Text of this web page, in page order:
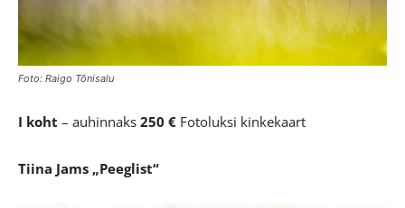
Foto: Raigo Tõnisalu
I koht – auhinnaks 250 € Fotoluksi kinkekaart
Tiina Jams „Peeglist“